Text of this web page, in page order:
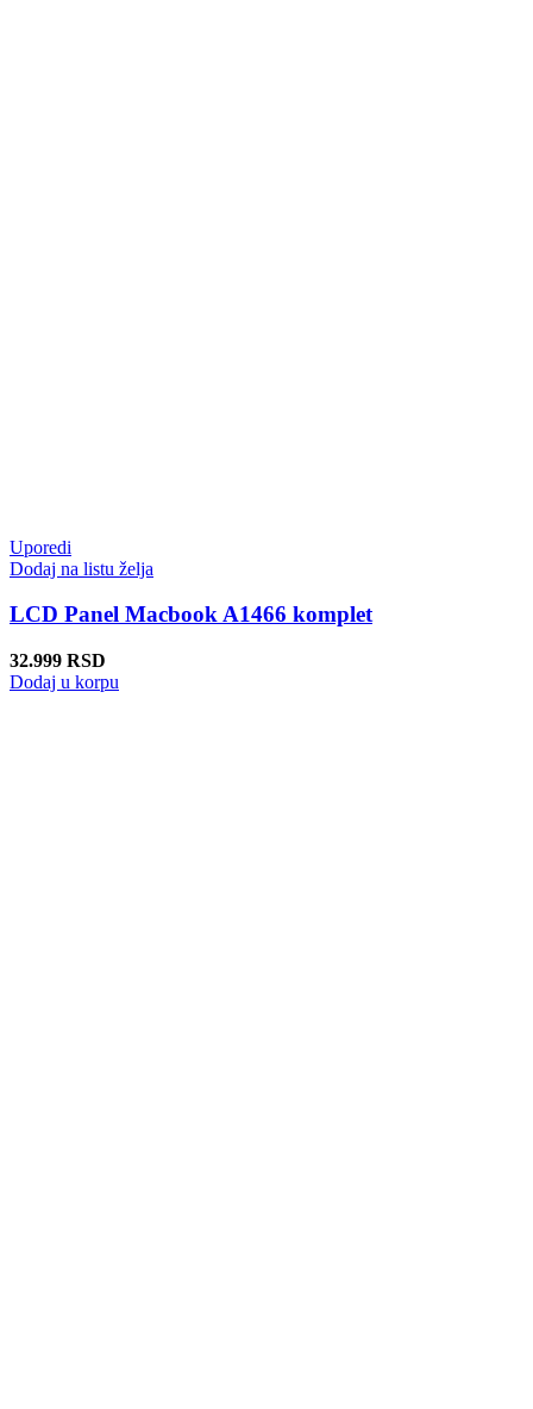
Uporedi
Dodaj na listu želja
LCD Panel Macbook A1466 komplet
32.999 RSD
Dodaj u korpu